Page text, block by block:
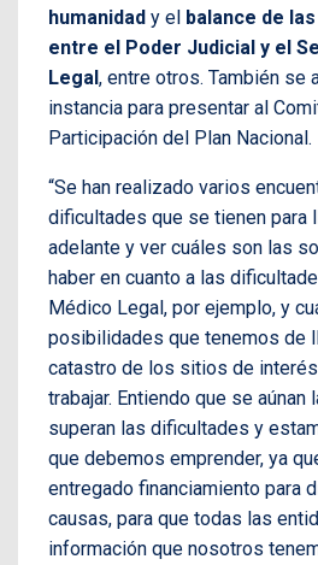
humanidad y el balance de
entre el Poder Judicial y el
Legal, entre otros. También se
instancia para presentar al
Participación del Plan Nacional.
“Se han realizado varios
dificultades que se tienen para
adelante y ver cuáles son las
haber en cuanto a las
Médico Legal, por ejemplo, y
posibilidades que tenemos de
catastro de los sitios de
trabajar. Entiendo que se
superan las dificultades y
que debemos emprender, ya
entregado financiamiento para
causas, para que todas las
información que nosotros